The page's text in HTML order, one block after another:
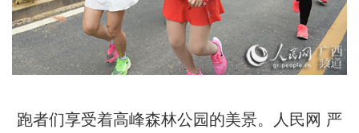
跑者们享受着高峰森林公园的美景。人民网 严